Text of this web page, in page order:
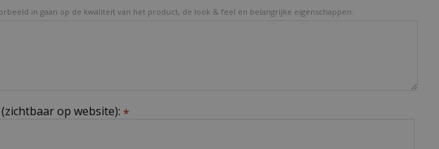
in gaan op de kwaliteit van het product, de look & feel en belangrijke eigenschappen.
op website): *